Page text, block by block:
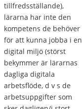
tillfredsställande),
lärarna har inte den
kompetens de behöver
för att kunna jobba i en
digital miljö (störst
bekymmer är lärarnas
dagliga digitala
arbetsflöde, d v s de
arbetsuppgifter som